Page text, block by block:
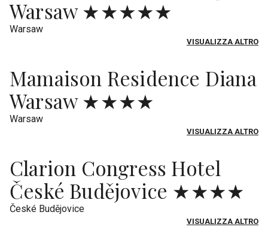
Warsaw ★★★★★
Warsaw
VISUALIZZA ALTRO
Mamaison Residence Diana
Warsaw ★★★★
Warsaw
VISUALIZZA ALTRO
Clarion Congress Hotel
České Budějovice ★★★★
České Budějovice
VISUALIZZA ALTRO